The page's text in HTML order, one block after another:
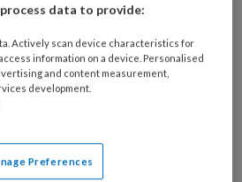
blij met
data to provide:
Actively scan device characteristics for
information on a device. Personalised
and content measurement,
development.
Preferences